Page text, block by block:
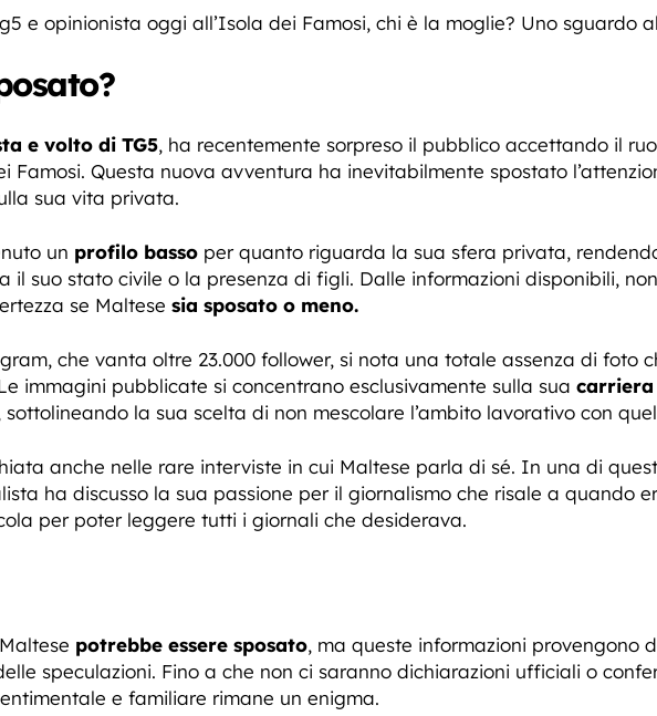
e opinionista oggi all’Isola dei Famosi, chi è la moglie? Uno sguardo
e volto di TG5, ha recentemente sorpreso il pubblico accettando il
Famosi. Questa nuova avventura ha inevitabilmente spostato
sua vita privata.
un profilo basso per quanto riguarda la sua sfera privata,
il suo stato civile o la presenza di figli. Dalle informazioni disponibili,
se Maltese sia sposato o meno.
che vanta oltre 23.000 follower, si nota una totale assenza di foto
immagini pubblicate si concentrano esclusivamente sulla sua
la sua scelta di non mescolare l’ambito lavorativo con
anche nelle rare interviste in cui Maltese parla di sé. In una di
ha discusso la sua passione per il giornalismo che risale a quando
per poter leggere tutti i giornali che desiderava.
potrebbe essere sposato, ma queste informazioni provengono
speculazioni. Fino a che non ci saranno dichiarazioni ufficiali o
e familiare rimane un enigma.